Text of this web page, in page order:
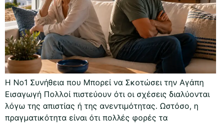
Η Νο1 Συνήθεια που Μπορεί να Σκοτώσει την Αγάπη
Εισαγωγή Πολλοί πιστεύουν ότι οι σχέσεις διαλύονται
λόγω της απιστίας ή της ανεντιμότητας. Ωστόσο, η
πραγματικότητα είναι ότι πολλές φορές τα